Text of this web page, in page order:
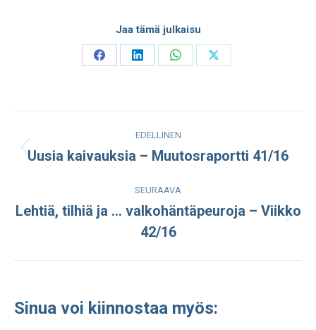
Jaa tämä julkaisu
Share
Share
Share
Share
navigation
EDELLINEN
Edellinen
Uusia kaivauksia – Muutosraportti 41/16
SEURAAVA
Seuraava
julkaisu:
Lehtiä, tilhiä ja … valkohäntäpeuroja – Viikko
42/16
Sinua voi kiinnostaa myös: